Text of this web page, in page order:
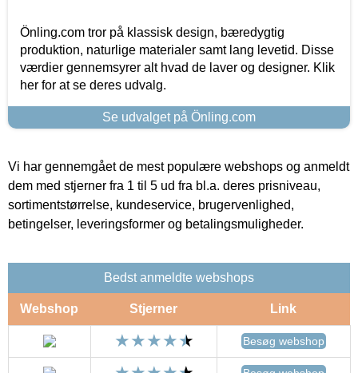
Önling.com tror på klassisk design, bæredygtig
produktion, naturlige materialer samt lang levetid. Disse
værdier gennemsyrer alt hvad de laver og designer. Klik
her for at se deres udvalg.
Se udvalget på Önling.com
Vi har gennemgået de mest populære webshops og anmeldt
dem med stjerner fra 1 til 5 ud fra bl.a. deres prisniveau,
sortimentstørrelse, kundeservice, brugervenlighed,
betingelser, leveringsformer og betalingsmuligheder.
Bedst anmeldte webshops
Webshop Stjerner Link
Besøg webshop